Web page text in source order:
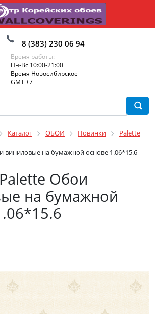
8 (383) 230 06 94
Время работы:
Пн-Вс 10:00-21:00
Время Новосибирское
GMT +7
Каталог ОБОИ Новинки Palette
виниловые на бумажной основе 1.06*15.6
Обои
на бумажной